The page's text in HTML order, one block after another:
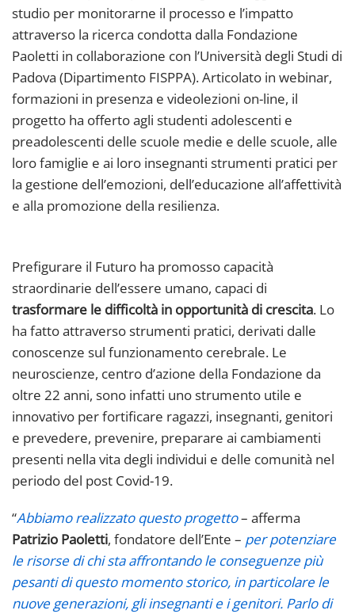
studio per monitorarne il processo e l’impatto
attraverso la ricerca condotta dalla Fondazione
Paoletti in collaborazione con l’Università degli Studi di
Padova (Dipartimento FISPPA). Articolato in webinar,
formazioni in presenza e videolezioni on-line, il
progetto ha offerto agli studenti adolescenti e
preadolescenti delle scuole medie e delle scuole, alle
loro famiglie e ai loro insegnanti strumenti pratici per
la gestione dell’emozioni, dell’educazione all’affettività
e alla promozione della resilienza.
Prefigurare il Futuro ha promosso capacità
straordinarie dell’essere umano, capaci di
trasformare le difficoltà in opportunità di crescita. Lo
ha fatto attraverso strumenti pratici, derivati dalle
conoscenze sul funzionamento cerebrale. Le
neuroscienze, centro d’azione della Fondazione da
oltre 22 anni, sono infatti uno strumento utile e
innovativo per fortificare ragazzi, insegnanti, genitori
e prevedere, prevenire, preparare ai cambiamenti
presenti nella vita degli individui e delle comunità nel
periodo del post Covid-19.
“Abbiamo realizzato questo progetto– afferma
Patrizio Paoletti, fondatore dell’Ente – per potenziare
le risorse di chi sta affrontando le conseguenze più
pesanti di questo momento storico, in particolare le
nuove generazioni, gli insegnanti e i genitori. Parlo di